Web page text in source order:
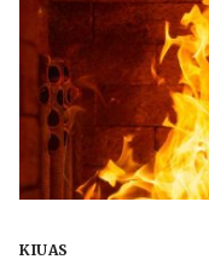
KIUAS